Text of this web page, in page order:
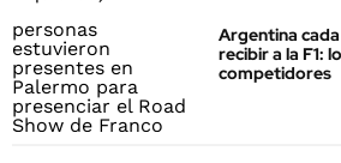
Argentina
recibir a la F1:
competidores